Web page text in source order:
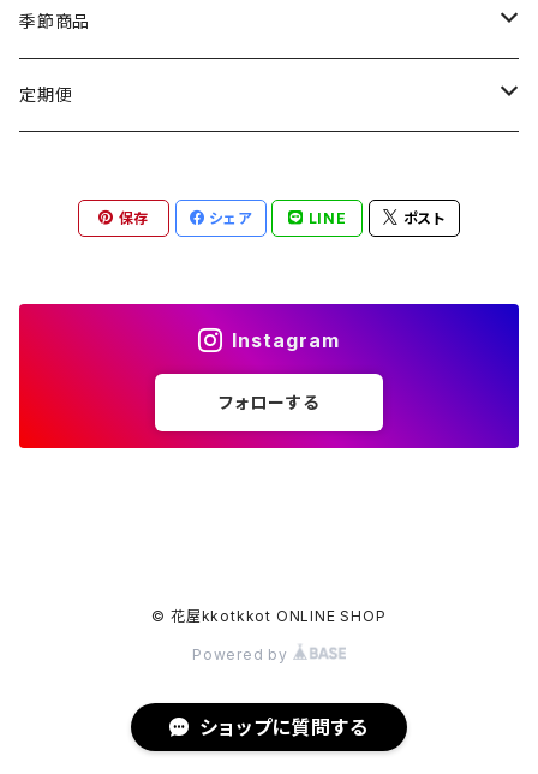
季節商品
母の日
しめ縄飾り
クリスマスギフト
お正月アレンジメント
定期便
仏花定期便
花屋kkot kkotオリジナルサブスク
保存 シェア LINE ポスト
Instagram
フォローする
© 花屋kkotkkot ONLINE SHOP
Powered by
ショップに質問する